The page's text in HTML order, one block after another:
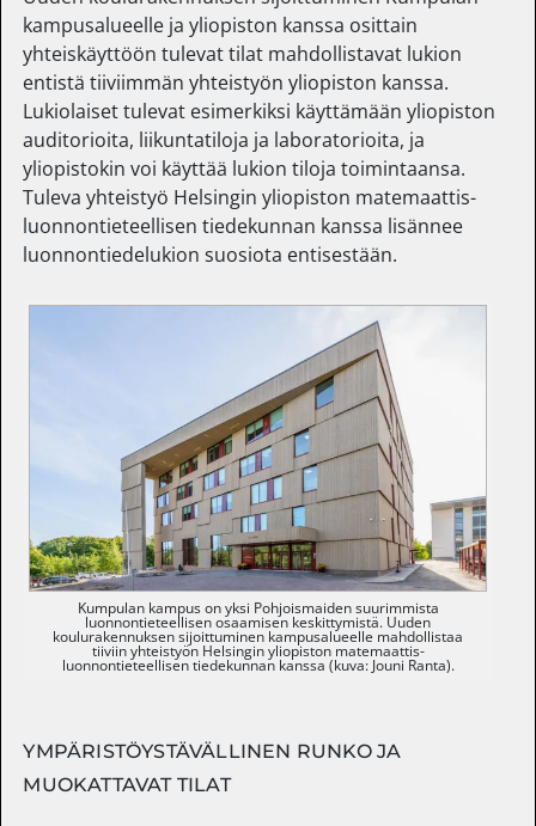
kampusalueelle ja yliopiston kanssa osittain
yhteiskäyttöön tulevat tilat mahdollistavat lukion
entistä tiiviimmän yhteistyön yliopiston kanssa.
Lukiolaiset tulevat esimerkiksi käyttämään yliopiston
auditorioita, liikuntatiloja ja laboratorioita, ja
yliopistokin voi käyttää lukion tiloja toimintaansa.
Tuleva yhteistyö Helsingin yliopiston matemaattis-
luonnontieteellisen tiedekunnan kanssa lisännee
luonnontiedelukion suosiota entisestään.
Kumpulan kampus on yksi Pohjoismaiden suurimmista
luonnontieteellisen osaamisen keskittymistä. Uuden
koulurakennuksen sijoittuminen kampusalueelle mahdollistaa
tiiviin yhteistyön Helsingin yliopiston matemaattis-
luonnontieteellisen tiedekunnan kanssa (kuva: Jouni Ranta).
YMPÄRISTÖYSTÄVÄLLINEN RUNKO JA
MUOKATTAVAT TILAT